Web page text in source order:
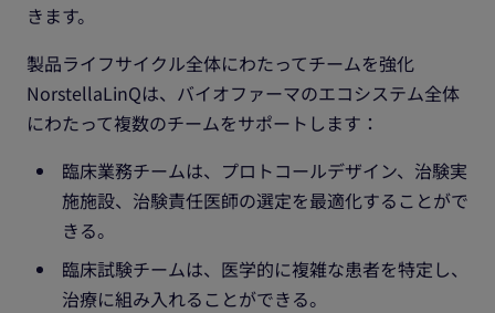
きます。
製品ライフサイクル全体にわたってチームを強化
NorstellaLinQは、バイオファーマのエコシステム全体
にわたって複数のチームをサポートします：
臨床業務チームは、プロトコールデザイン、治験実
施施設、治験責任医師の選定を最適化することがで
きる。
臨床試験チームは、医学的に複雑な患者を特定し、
治療に組み入れることができる。